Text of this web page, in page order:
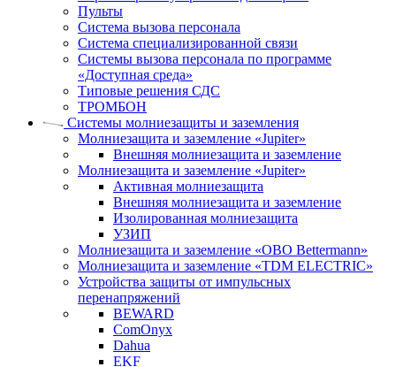
Пульты
Система вызова персонала
Система специализированной связи
Системы вызова персонала по программе
«Доступная среда»
Типовые решения СДС
ТРОМБОН
Системы молниезащиты и заземления
Молниезащита и заземление «Jupiter»
Внешняя молниезащита и заземление
Молниезащита и заземление «Jupiter»
Активная молниезащита
Внешняя молниезащита и заземление
Изолированная молниезащита
УЗИП
Молниезащита и заземление «OBO Bettermann»
Молниезащита и заземление «TDM ЕLECTRIC»
Устройства защиты от импульсных
перенапряжений
BEWARD
ComOnyx
Dahua
EKF